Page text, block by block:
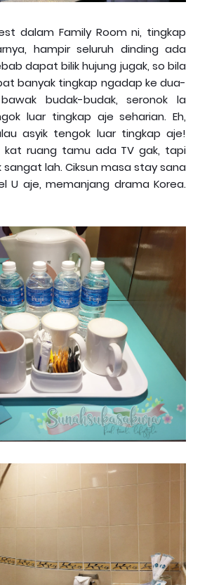
dalam Family Room ni, tingkap
hampir seluruh dinding ada
dapat bilik hujung jugak, so bila
banyak tingkap ngadap ke dua-
budak-budak, seronok la
luar tingkap aje seharian. Eh,
asyik tengok luar tingkap aje!
kat ruang tamu ada TV gak, tapi
lah. Ciksun masa stay sana
U aje, memanjang drama Korea.